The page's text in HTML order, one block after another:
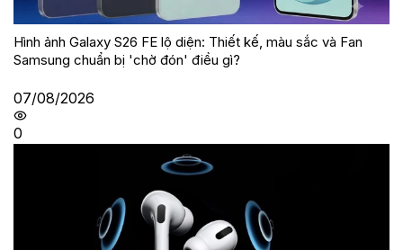
Hình ảnh Galaxy S26 FE lộ diện: Thiết kế, màu sắc và Fan
Samsung chuẩn bị 'chờ đón' điều gì?
07/08/2026
0